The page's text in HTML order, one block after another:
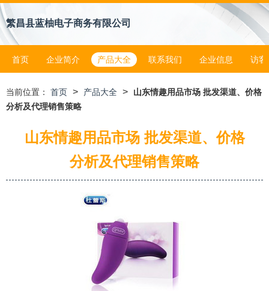
繁昌县蓝柚电子商务有限公司
首页 企业简介 产品大全 联系我们 企业信息 访客
当前位置： 首页 > 产品大全 >
山东情趣用品市场 批发渠道、价格
分析及代理销售策略
山东情趣用品市场 批发渠道、价格
分析及代理销售策略